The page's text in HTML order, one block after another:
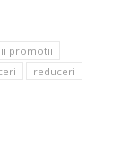
promotii
reduceri